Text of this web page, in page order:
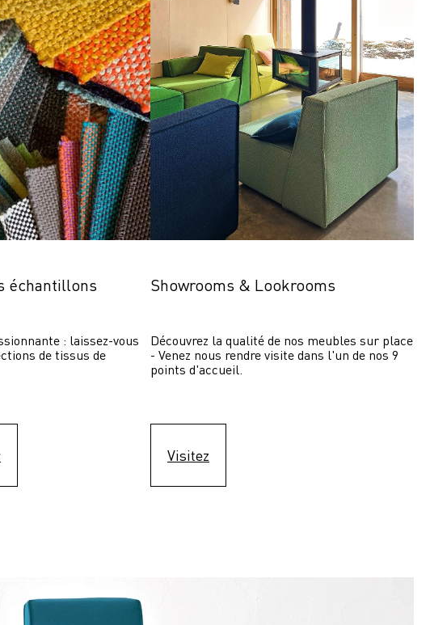
échantillons
: laissez-vous
de tissus de
Showrooms & Lookrooms
Découvrez la qualité de nos meubles sur place
- Venez nous rendre visite dans l'un de nos 9
points d'accueil.
Visitez